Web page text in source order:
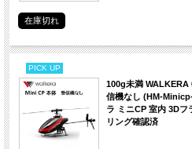
在庫切れ
PICK UP
100g未満 WALKERA
信機なし (HM-
ラ ミニCP 室内 3Dフ
リング確認済